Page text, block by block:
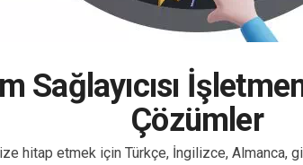
Sağlayıcısı
Çözümler
hitap etmek için Türkçe, İngilizce, Almanca,